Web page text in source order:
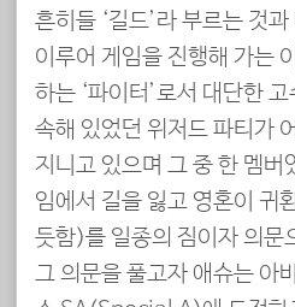
흔히들 ‘길드’라 부르는 것
이루어 게임을 진행해 가는
하는 ‘파이터’로서 대단한
속해 있었던 위저드 파티가
지니고 있으며 그 중 한 멤버
임에서 길을 잃고 영혼이 귀
듯함)를 일종의 짐이자 의문
그 의문을 풀고자 애슈는 아